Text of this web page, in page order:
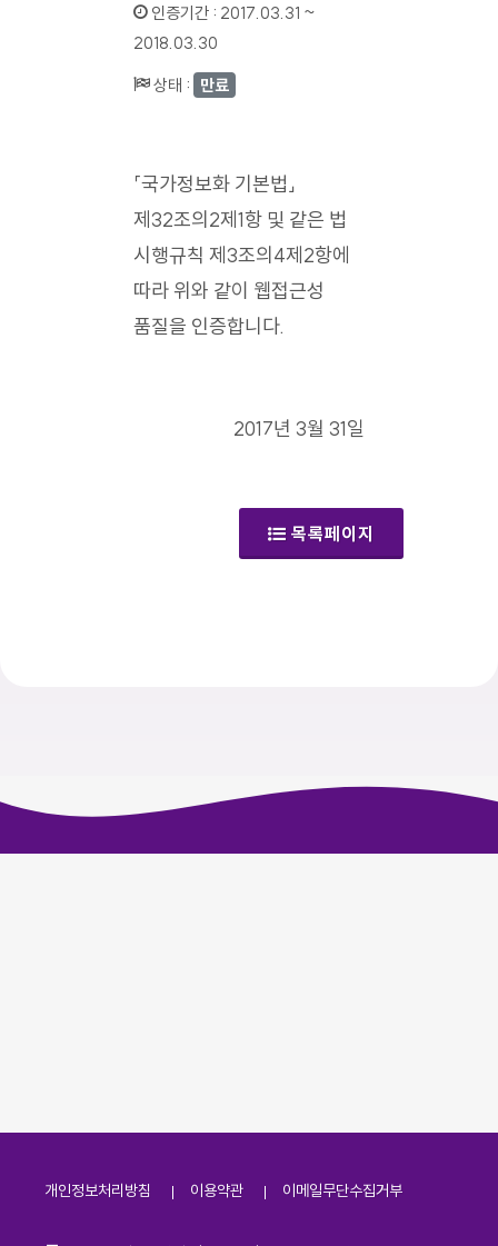
인증기간 : 2017.03.31 ~
2018.03.30
상태 : 만료
「국가정보화 기본법」
제32조의2제1항 및 같은 법
시행규칙 제3조의4제2항에
따라 위와 같이 웹접근성
품질을 인증합니다.
2017년 3월 31일
목록페이지
개인정보처리방침 이용약관 이메일무단수집거부